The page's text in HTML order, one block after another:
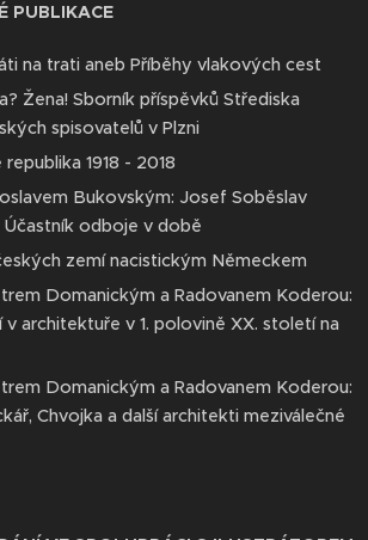
PUBLIKACE
na trati aneb Příběhy vlakových cest
Žena! Sborník příspěvků Střediska
spisovatelů v Plzni
1918 - 2018
Bukovským: Josef Soběslav
Účastník odboje v době
zemí nacistickým Německem
Domanickým a Radovanem Koderou:
v architektuře v 1. polovině XX. století na
Domanickým a Radovanem Koderou:
Chvojka a další architekti meziválečné